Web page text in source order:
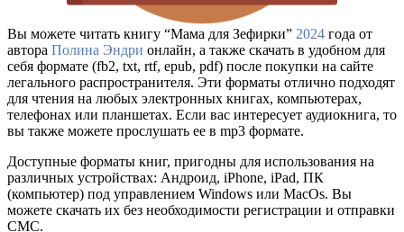
Вы можете читать книгу “Мама для Зефирки” 2024 года от
автора Полина Эндри онлайн, а также скачать в удобном для
себя формате (fb2, txt, rtf, epub, pdf) после покупки на сайте
легального распространителя. Эти форматы отлично подходят
для чтения на любых электронных книгах, компьютерах,
телефонах или планшетах. Если вас интересует аудиокнига, то
вы также можете прослушать ее в mp3 формате.
Доступные форматы книг, пригодны для использования на
различных устройствах: Андроид, iPhone, iPad, ПК
(компьютер) под управлением Windows или MacOs. Вы
можете скачать их без необходимости регистрации и отправки
СМС.